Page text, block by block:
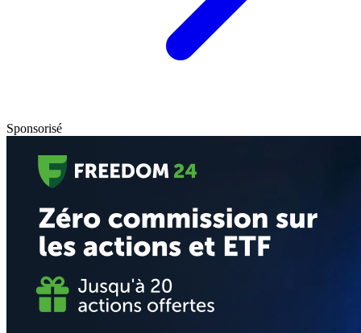
Sponsorisé